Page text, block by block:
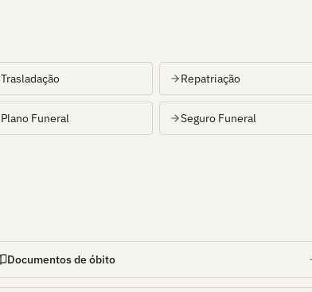
Trasladação Repatriação
Plano Funeral Seguro Funeral
Documentos de óbito